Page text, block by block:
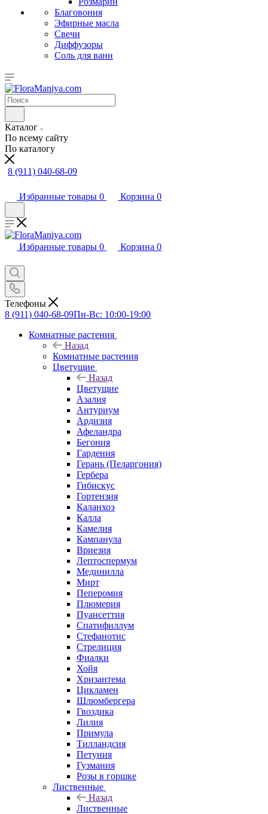
Благовония
Эфирные масла
Свечи
Диффузоры
Соль для ванн
Каталог
По всему сайту
По каталогу
8 (911) 040-68-09
Избранные товары 0 Корзина 0
Избранные товары 0 Корзина 0
Телефоны
8 (911) 040-68-09Пн-Вс: 10:00-19:00
Комнатные растения
Назад
Комнатные растения
Цветущие
Назад
Цветущие
Азалия
Антуриум
Ардизия
Афеландра
Бегония
Гардения
Герань (Пеларгония)
Гербера
Гибискус
Гортензия
Каланхоэ
Калла
Камелия
Кампанула
Вриезия
Лептоспермум
Мединилла
Мирт
Пеперомия
Плюмерия
Пуансеттия
Спатифиллум
Стефанотис
Стрелиция
Фиалки
Хойя
Хризантема
Цикламен
Шлюмбергера
Гвоздика
Лилия
Примула
Тилландсия
Петуния
Гузмания
Розы в горшке
Лиственные
Назад
Лиственные